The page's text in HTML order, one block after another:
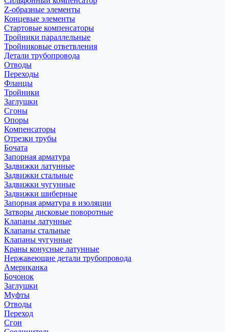
Z-образные элементы
Концевые элементы
Стартовые компенсаторы
Тройники параллельные
Тройниковые ответвления
Детали трубопровода
Отводы
Переходы
Фланцы
Тройники
Заглушки
Сгоны
Опоры
Компенсаторы
Отрезки трубы
Бочата
Запорная арматура
Задвижки латунные
Задвижки стальные
Задвижки чугунные
Задвижки шиберные
Запорная арматура в изоляции
Затворы дисковые поворотные
Клапаны латунные
Клапаны стальные
Клапаны чугунные
Краны конусные латунные
Нержавеющие детали трубопровода
Американка
Бочонок
Заглушки
Муфты
Отводы
Переход
Сгон